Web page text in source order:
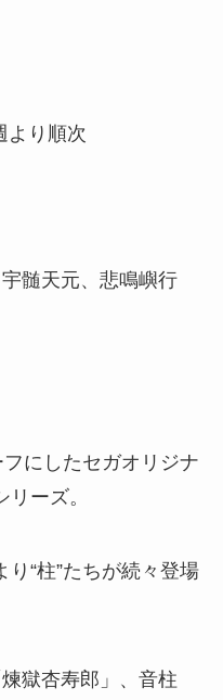
より順次
髄天元、悲鳴嶼行
にしたセガオリジナ
ーズ。
“柱”たちが続々登場
獄杏寿郎」、音柱